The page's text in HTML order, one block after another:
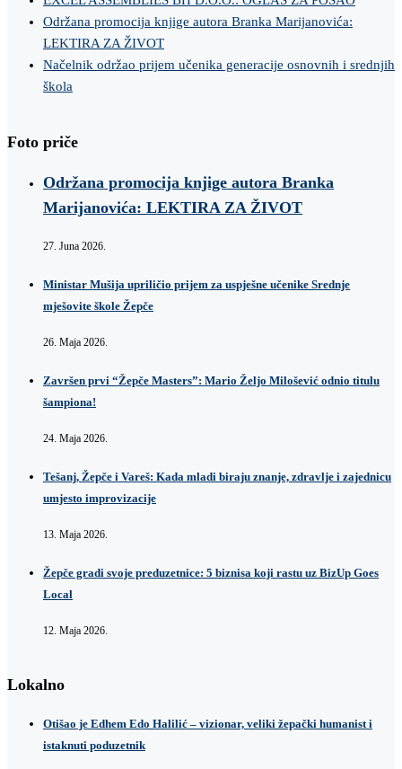
Održana promocija knjige autora Branka Marijanovića:
LEKTIRA ZA ŽIVOT
Načelnik održao prijem učenika generacije osnovnih i srednjih
škola
Foto priče
Održana promocija knjige autora Branka
Marijanovića: LEKTIRA ZA ŽIVOT
27. Juna 2026.
Ministar Mušija upriličio prijem za uspješne učenike Srednje
mješovite škole Žepče
26. Maja 2026.
Završen prvi “Žepče Masters”: Mario Željo Milošević odnio titulu
šampiona!
24. Maja 2026.
Tešanj, Žepče i Vareš: Kada mladi biraju znanje, zdravlje i zajednicu
umjesto improvizacije
13. Maja 2026.
Žepče gradi svoje preduzetnice: 5 biznisa koji rastu uz BizUp Goes
Local
12. Maja 2026.
Lokalno
Otišao je Edhem Edo Halilić – vizionar, veliki žepački humanist i
istaknuti poduzetnik